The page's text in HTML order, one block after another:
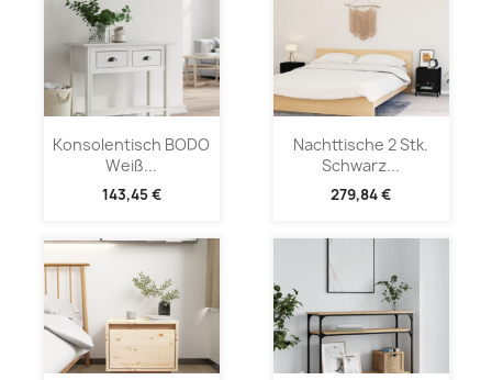
Konsolentisch BODO
Weiß...
143,45 €
Nachttische 2 Stk.
Schwarz...
279,84 €